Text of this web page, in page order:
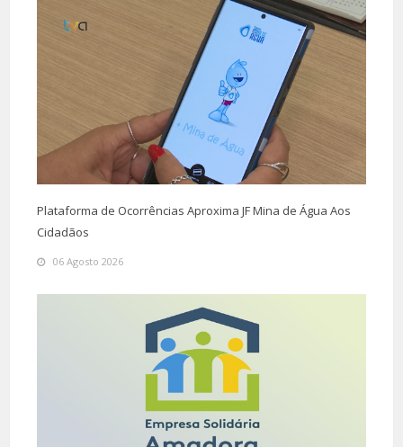
Plataforma de Ocorrências Aproxima JF Mina de Água Aos
Cidadãos
06 Agosto 2026